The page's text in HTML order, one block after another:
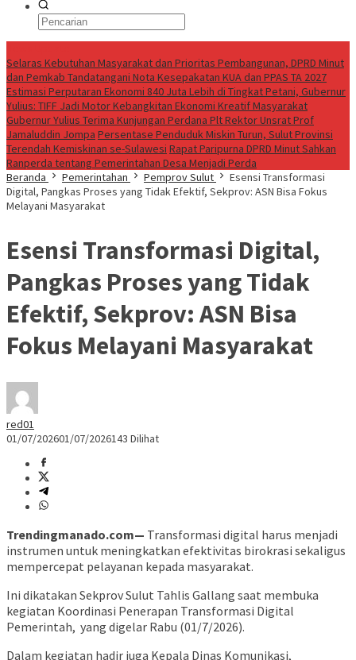
Selaras Kebutuhan Masyarakat dan Prioritas Pembangunan, DPRD Minut
dan Pemkab Tandatangani Nota Kesepakatan KUA dan PPAS TA 2027
Estimasi Perputaran Ekonomi 840 Juta Lebih di Tingkat Petani, Gubernur
Yulius: TIFF Jadi Motor Kebangkitan Ekonomi Kreatif Masyarakat
Gubernur Yulius Terima Kunjungan Perdana Plt Rektor Unsrat Prof
Jamaluddin Jompa Persentase Penduduk Miskin Turun, Sulut Provinsi
Terendah Kemiskinan se-Sulawesi Rapat Paripurna DPRD Minut Sahkan
Ranperda tentang Pemerintahan Desa Menjadi Perda
Beranda
Pemerintahan Pemprov Sulut
Esensi Transformasi
Digital, Pangkas Proses yang Tidak Efektif, Sekprov: ASN Bisa Fokus
Melayani Masyarakat
Esensi Transformasi Digital,
Pangkas Proses yang Tidak
Efektif, Sekprov: ASN Bisa
Fokus Melayani Masyarakat
red01
01/07/202601/07/2026143 Dilihat
Trendingmanado.com— Transformasi digital harus menjadi
instrumen untuk meningkatkan efektivitas birokrasi sekaligus
mempercepat pelayanan kepada masyarakat.
Ini dikatakan Sekprov Sulut Tahlis Gallang saat membuka
kegiatan Koordinasi Penerapan Transformasi Digital
Pemerintah, yang digelar Rabu (01/7/2026).
Dalam kegiatan hadir juga Kepala Dinas Komunikasi,